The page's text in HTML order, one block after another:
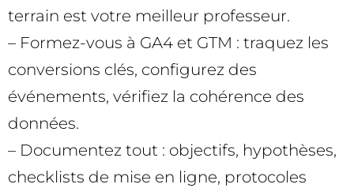
terrain est votre meilleur professeur.
– Formez-vous à GA4 et GTM : traquez les
conversions clés, configurez des
événements, vérifiez la cohérence des
données.
– Documentez tout : objectifs, hypothèses,
checklists de mise en ligne, protocoles